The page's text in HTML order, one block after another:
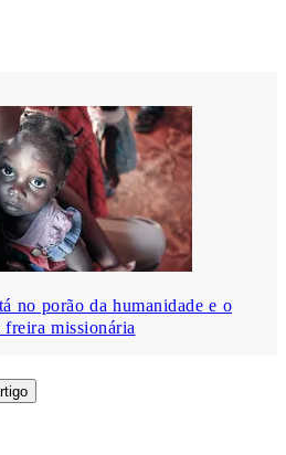
no porão da humanidade e o
freira missionária